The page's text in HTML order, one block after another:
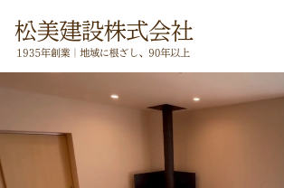
人も、すまいも
健やかに。